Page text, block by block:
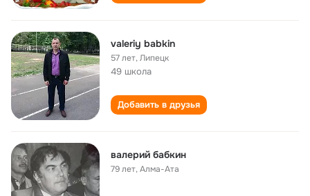
valeriy babkin
57 лет,Липецк
49 школа
Добавить в друзья
валерий бабкин
79 лет,Алма-Ата